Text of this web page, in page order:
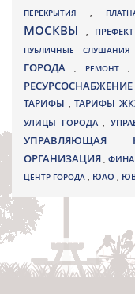
ПЕРЕКРЫТИЯ ,
МОСКВЫ
, ПРЕФЕКТ
ПУБЛИЧНЫЕ СЛУШАНИЯ
ГОРОДА
, РЕМОНТ ,
ТАРИФЫ , ТАРИФЫ
УЛИЦЫ ГОРОДА ,
ОРГАНИЗАЦИЯ,
ЦЕНТР ГОРОДА , ЮАО ,